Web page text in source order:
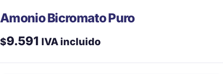
Amonio Bicromato Puro
$9.591 IVA incluido